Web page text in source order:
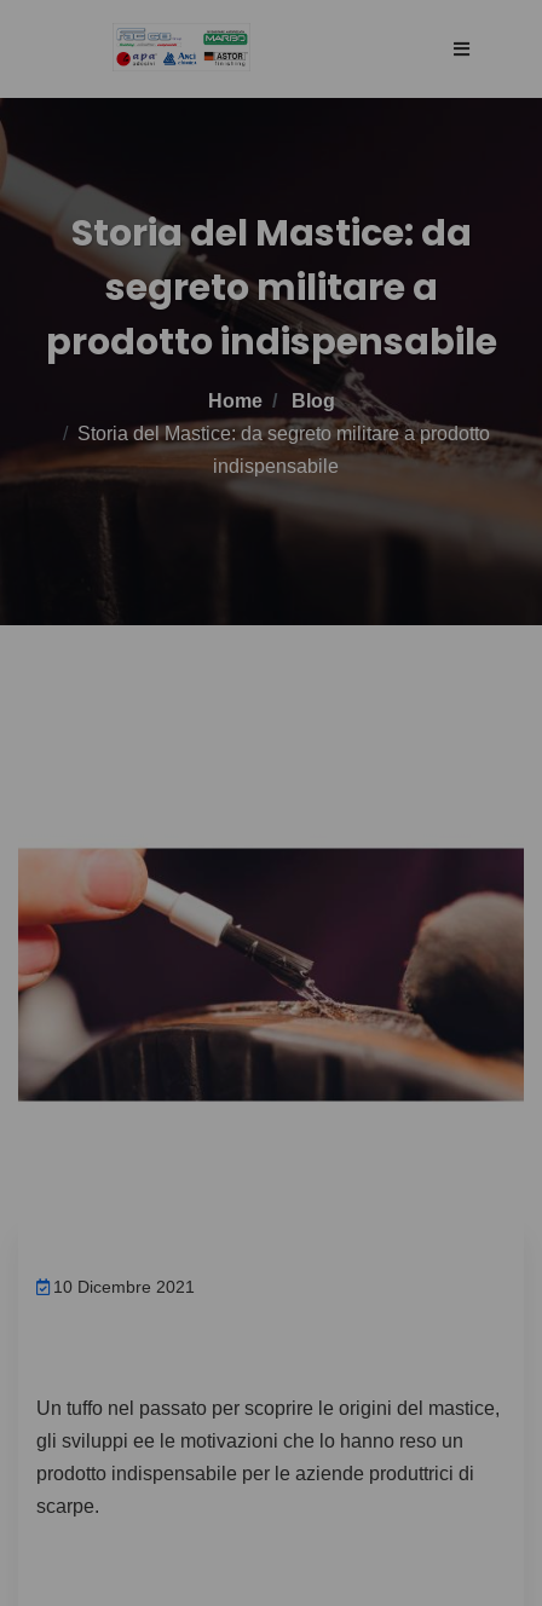
AGENCY
SELLING WEB
TECHNOLOGY
PRODOTTI
BLOG
Storia del Mastice: da
segreto militare a
prodotto indispensabile
Home
Blog
Storia del Mastice: da segreto militare a prodotto
indispensabile
10 Dicembre 2021
Un tuffo nel passato per scoprire le origini del mastice,
gli sviluppi ee le motivazioni che lo hanno reso un
prodotto indispensabile per le aziende produttrici di
scarpe.